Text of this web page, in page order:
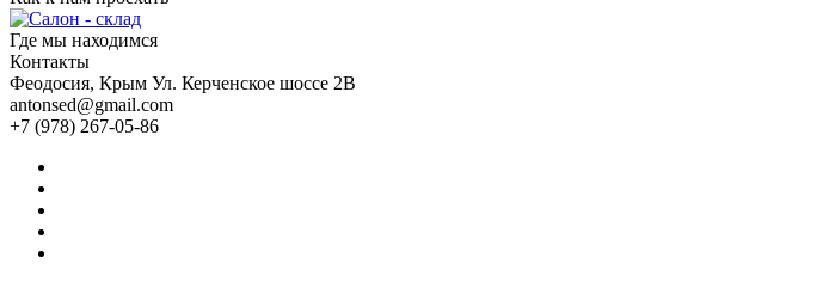
Где мы находимся
Контакты
Феодосия, Крым Ул. Керченское шоссе 2В
antonsed@gmail.com
+7 (978) 267-05-86